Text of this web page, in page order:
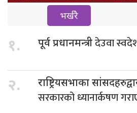
भर्खरै
१. पूर्व प्रधानमन्त्रीदेउवा
२. राष्ट्रियसभाका
सरकारको ध्यानार्कषण